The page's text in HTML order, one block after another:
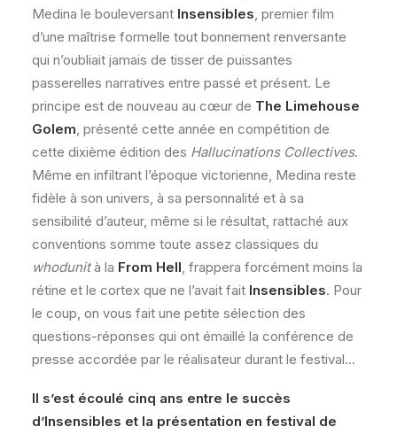
Medina le bouleversant Insensibles , premier film
d’une maîtrise formelle tout bonnement renversante
qui n’oubliait jamais de tisser de puissantes
passerelles narratives entre passé et présent. Le
principe est de nouveau au cœur de The Limehouse
Golem , présenté cette année en compétition de
cette dixième édition des Hallucinations Collectives.
Même en infiltrant l’époque victorienne, Medina reste
fidèle à son univers, à sa personnalité et à sa
sensibilité d’auteur, même si le résultat, rattaché aux
conventions somme toute assez classiques du
whodunità la From Hell , frappera forcément moins la
rétine et le cortex que ne l’avait fait Insensibles. Pour
le coup, on vous fait une petite sélection des
questions-réponses qui ont émaillé la conférence de
presse accordée par le réalisateur durant le festival…
Il s’est écoulé cinq ans entre le succès
d’Insensibles et la présentation en festival de